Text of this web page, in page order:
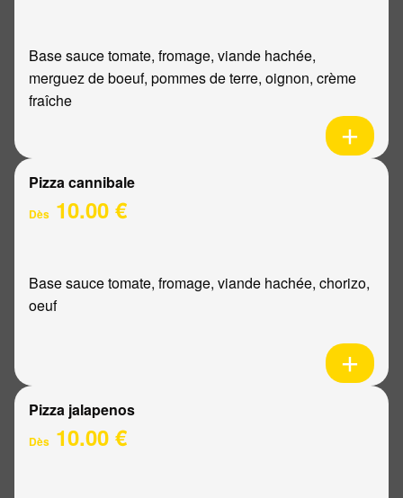
Base sauce tomate, fromage, viande hachée,
merguez de boeuf, pommes de terre, oignon, crème
fraîche
Pizza cannibale
Dès 10.00 €
Base sauce tomate, fromage, viande hachée, chorizo,
oeuf
Pizza jalapenos
Dès 10.00 €